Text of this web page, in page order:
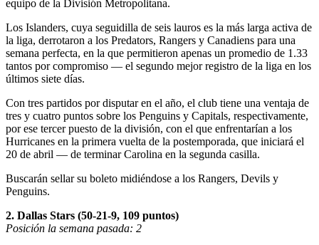
equipo de la División Metropolitana.
Los Islanders, cuya seguidilla de seis lauros es la más larga activa de
la liga, derrotaron a los Predators, Rangers y Canadiens para una
semana perfecta, en la que permitieron apenas un promedio de 1.33
tantos por compromiso — el segundo mejor registro de la liga en los
últimos siete días.
Con tres partidos por disputar en el año, el club tiene una ventaja de
tres y cuatro puntos sobre los Penguins y Capitals, respectivamente,
por ese tercer puesto de la división, con el que enfrentarían a los
Hurricanes en la primera vuelta de la postemporada, que iniciará el
20 de abril — de terminar Carolina en la segunda casilla.
Buscarán sellar su boleto midiéndose a los Rangers, Devils y
Penguins.
2. Dallas Stars (50-21-9, 109 puntos)
Posición la semana pasada: 2